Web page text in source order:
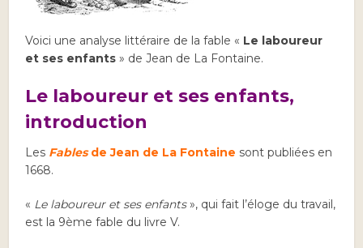
Voici une analyse littéraire de la fable « Le laboureur
et ses enfants » de Jean de La Fontaine.
Le laboureur et ses enfants,
introduction
Les Fablesde Jean de La Fontaine sont publiées en
1668.
« Le laboureur et ses enfants», qui fait l’éloge du travail,
est la 9ème fable du livre V.